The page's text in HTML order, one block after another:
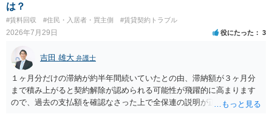
は？
#賃料回収 #住民・入居者・買主側 #賃貸契約トラブル
2026年7月29日 役にたった 3
吉田 雄大 弁護士
１ヶ月分だけの滞納が約半年間続いていたとの由、滞納額が３ヶ月分
まで積み上がると契約解除が認められる可能性が飛躍的に高まります
ので、過去の支払額を確認なさった上で全保連の説明が正しければ、